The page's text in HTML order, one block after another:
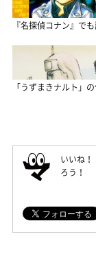
『名探偵コナン』で
「うずまきナルト」
いいね
ろう！